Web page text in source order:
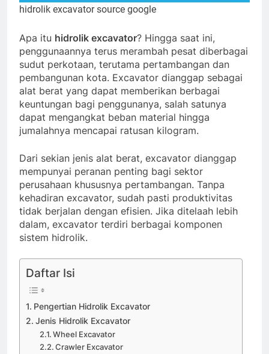
hidrolik excavator source google
Apa itu hidrolik excavator? Hingga saat ini,
penggunaannya terus merambah pesat diberbagai
sudut perkotaan, terutama pertambangan dan
pembangunan kota. Excavator dianggap sebagai
alat berat yang dapat memberikan berbagai
keuntungan bagi penggunanya, salah satunya
dapat mengangkat beban material hingga
jumalahnya mencapai ratusan kilogram.
Dari sekian jenis alat berat, excavator dianggap
mempunyai peranan penting bagi sektor
perusahaan khususnya pertambangan. Tanpa
kehadiran excavator, sudah pasti produktivitas
tidak berjalan dengan efisien. Jika ditelaah lebih
dalam, excavator terdiri berbagai komponen
sistem hidrolik.
Daftar Isi
Pengertian Hidrolik Excavator
Jenis Hidrolik Excavator
Wheel Excavator
Crawler Excavator